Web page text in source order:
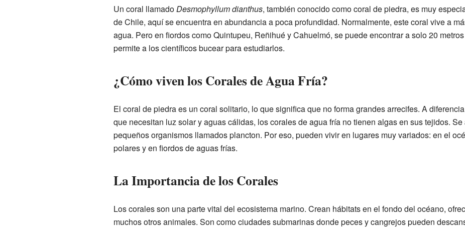
Un coral llamadoDesmophyllum dianthus, también conocido como coral de piedra, es muy
de Chile, aquí se encuentra en abundancia a poca profundidad. Normalmente, este coral vive a
agua. Pero en fiordos como Quintupeu, Reñihué y Cahuelmó, se puede encontrar a solo 20
permite a los científicos bucear para estudiarlos.
¿Cómo viven los Corales de Agua Fría?
El coral de piedra es un coral solitario, lo que significa que no forma grandes arrecifes. A
que necesitan luz solar y aguas cálidas, los corales de agua fría no tienen algas en sus tejidos.
pequeños organismos llamados plancton. Por eso, pueden vivir en lugares muy variados: en el
polares y en fiordos de aguas frías.
La Importancia de los Corales
Los corales son una parte vital del ecosistema marino. Crean hábitats en el fondo del océano,
muchos otros animales. Son como ciudades submarinas donde peces y cangrejos pueden